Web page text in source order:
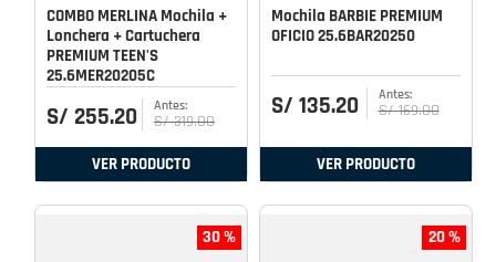
COMBO MERLINA Mochila +
Lonchera + Cartuchera
PREMIUM TEEN'S
25.6MER20205C
S/ 255.20 S/ 319.00
VER PRODUCTO
Mochila BARBIE PREMIUM
OFICIO 25.6BAR20250
S/ 135.20 S/ 169.00
VER PRODUCTO
30 % 20 %